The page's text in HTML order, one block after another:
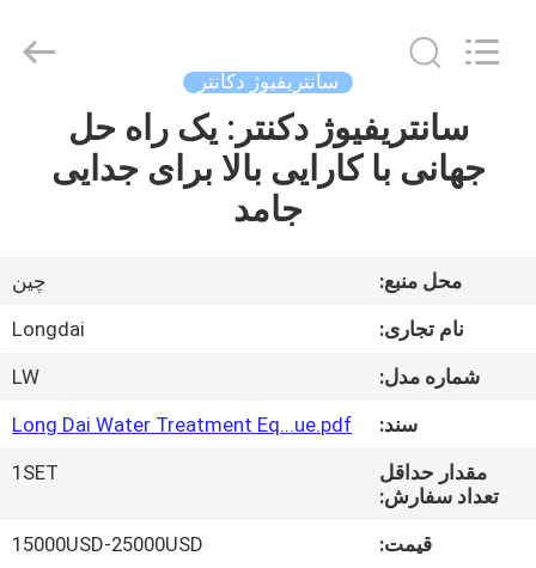
نمایش
درباره
سانتریفیوژ دکانتر
سانتریفیوژ دکنتر: یک راه حل
جهانی با کارایی بالا برای جدایی
جامد
محل منبع:
چین
نام تجاری:
Longdai
شماره مدل:
LW
سند:
Long Dai Water Treatment Eq...ue.pdf
مقدار حداقل
تعداد سفارش:
1SET
قیمت:
15000USD-25000USD